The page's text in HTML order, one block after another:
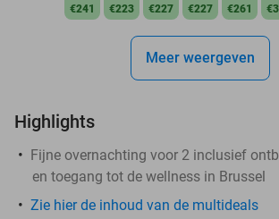
€241 €223 €227 €227 €261
Meer weergeven
Highlights
Fijne overnachting voor 2 inclusief
en toegang tot de wellness in Brussel
Zie hier de inhoud van de multideals